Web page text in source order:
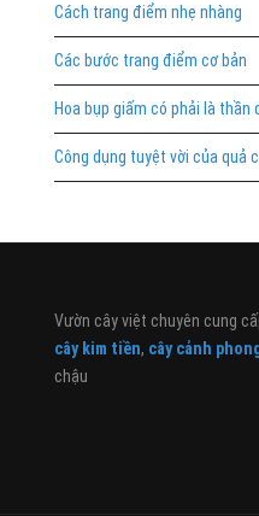
Cách trang điểm nhẹ nhàng
Các bước trang điểm cơ bản
Hoa bụp giấm có phải là thần
Công dụng tuyệt vời của quả
Vườn cây việt chuyên cung
cây kim tiền, cây cảnh
chậu